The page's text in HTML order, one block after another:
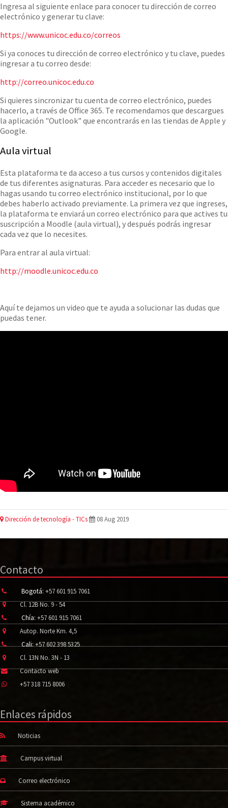
Ingresa al siguiente enlace para conocer tu dirección de correo
electrónico y generar tu clave:
https://www.unicoc.edu.co/correos
Si ya conoces tu dirección de correo electrónico y tu clave, puedes
ingresar a tu correo desde:
http://correo.unicoc.edu.co
Si quieres sincronizar tu cuenta de correo electrónico, puedes
hacerlo, a través de Office 365. Te recomendamos que descargues
la aplicación "Outlook" que encontrarás en las tiendas de Apple y
Google.
Aula virtual
Esta plataforma te da acceso a tus cursos y contenidos digitales
de tus diferentes asignaturas. Para acceder es necesario que lo
hagas usando tu correo electrónico institucional, por lo que
debes haberlo activado previamente. La primera vez que ingreses,
la plataforma te enviará un correo electrónico para que actives tu
suscripción a Moodle (aula virtual), y después podrás ingresar
cada vez que lo necesites.
Para entrar al aula virtual:
http://moodle.unicoc.edu.co
Aquí te dejamos un video que te ayuda a solucionar las dudas que
puedas tener.
Dirección de tecnología - TICs 08 Aug 2019
Contacto
Bogotá: +57 601 915 7061
Cl. 12B No. 9 - 54
Chía: +57 601 915 7061
Autop. Norte Km. 4,5
Cali: +57 602 398 5325
Cl. 13N No. 3N - 13
Contacto web
+57 318 715 8006
Enlaces rápidos
Noticias
Campus virtual
Correo electrónico
Sistema académico